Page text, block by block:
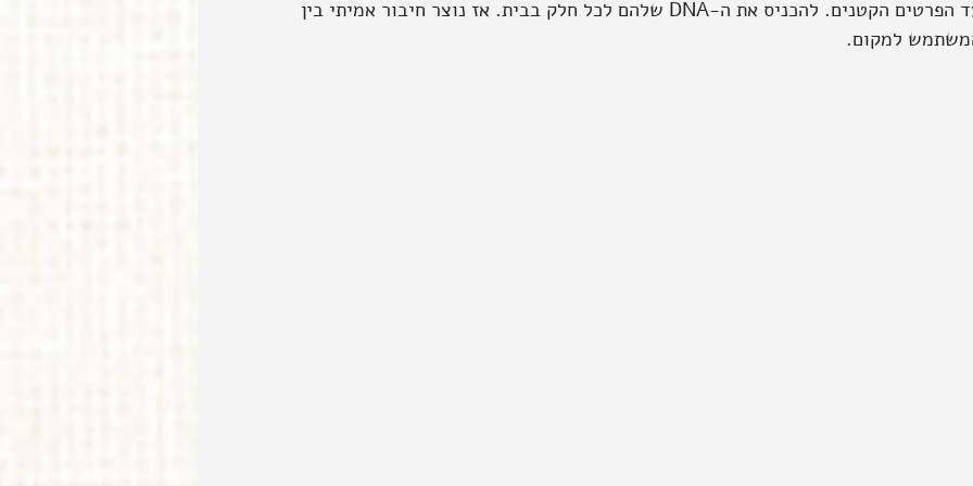
עד הפרטים הקטנים. להכניס את ה-DNA שלהם לכל חלק בבית. אז נוצר חיבור אמיתי בין
למקום.